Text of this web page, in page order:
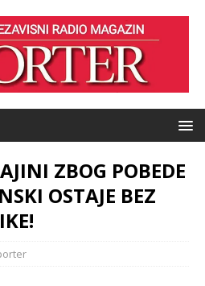
ZBOG POBEDE
OSTAJE BEZ